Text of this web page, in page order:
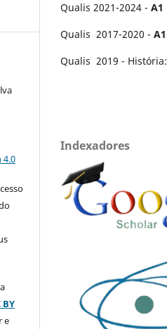
4.0
e
Qualis 2021-2024 - A1
Qualis 2017-2020 - A1
Qualis 2019 - História:
Indexadores